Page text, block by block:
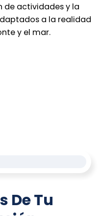
de actividades y la
a la realidad
y el mar.
De Tu